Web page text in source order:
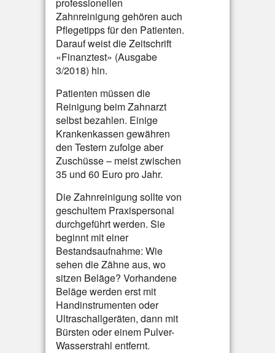
Zahnreinigung gehören auch
Pflegetipps für den Patienten.
Darauf weist die Zeitschrift
«Finanztest» (Ausgabe
3/2018) hin.
Patienten müssen die
Reinigung beim Zahnarzt
selbst bezahlen. Einige
Krankenkassen gewähren
den Testern zufolge aber
Zuschüsse – meist zwischen
35 und 60 Euro pro Jahr.
Die Zahnreinigung sollte von
geschultem Praxispersonal
durchgeführt werden. Sie
beginnt mit einer
Bestandsaufnahme: Wie
sehen die Zähne aus, wo
sitzen Beläge? Vorhandene
Beläge werden erst mit
Handinstrumenten oder
Ultraschallgeräten, dann mit
Bürsten oder einem Pulver-
Wasserstrahl entfernt.